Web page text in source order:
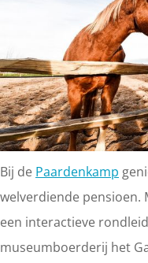
Bij de Paardenkamp
welverdiende pensioen.
een interactieve
museumboerderij het